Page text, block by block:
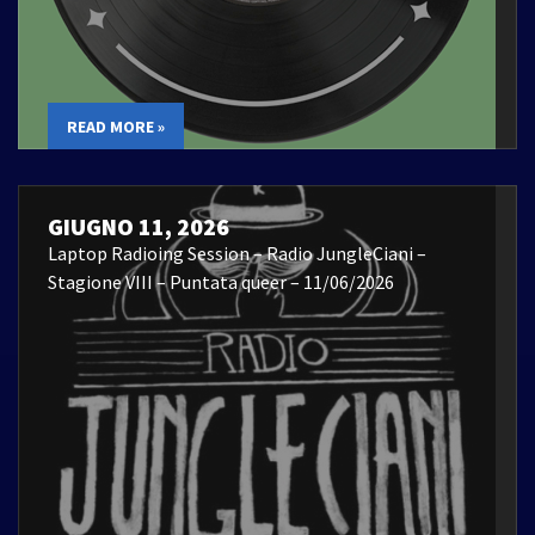
READ MORE »
GIUGNO 11, 2026
Laptop Radioing Session – Radio JungleCiani –
Stagione VIII – Puntata queer – 11/06/2026